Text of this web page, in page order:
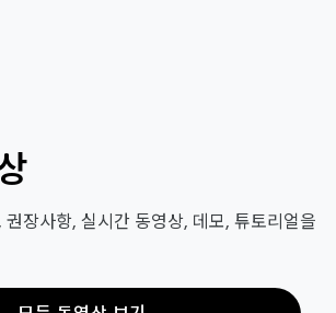
장사항, 실시간 동영상, 데모, 튜토리얼을